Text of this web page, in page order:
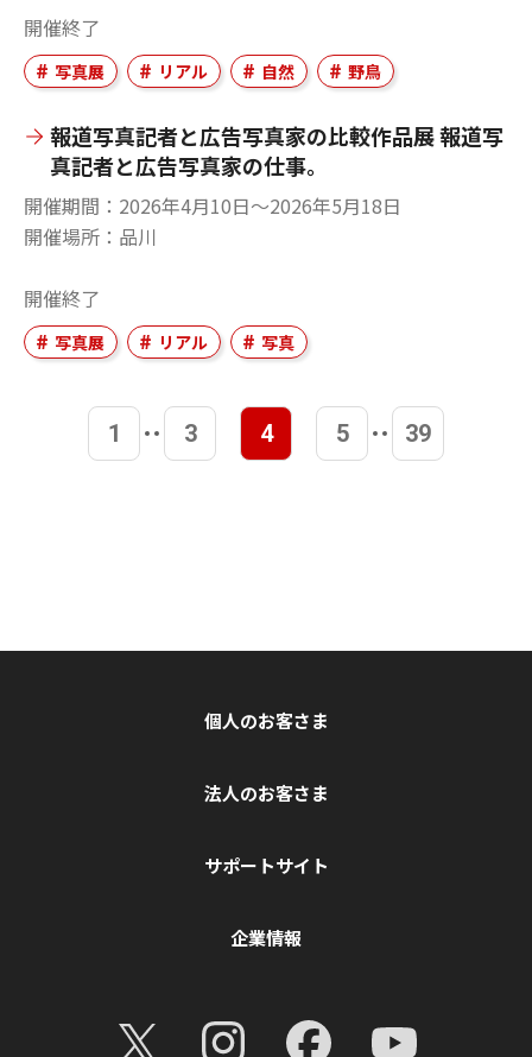
開催終了
写真展 リアル 自然 野鳥
報道写真記者と広告写真家の比較作品展 報道写
真記者と広告写真家の仕事。
開催期間
2026年4月10日〜2026年5月18日
開催場所
品川
開催終了
写真展 リアル 写真
1 3 4 5 39
個人のお客さま
法人のお客さま
サポートサイト
企業情報